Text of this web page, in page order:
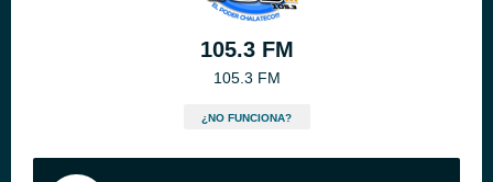
105.3 FM
105.3 FM
¿NO FUNCIONA?